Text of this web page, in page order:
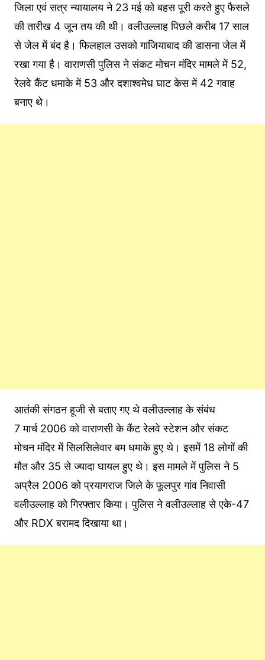
जिला एवं सत्र न्यायालय ने 23 मई को बहस पूरी करते हुए फैसले
की तारीख 4 जून तय की थी। वलीउल्लाह पिछले करीब 17 साल
से जेल में बंद है। फिलहाल उसको गाजियाबाद की डासना जेल में
रखा गया है। वाराणसी पुलिस ने संकट मोचन मंदिर मामले में 52,
रेलवे कैंट धमाके में 53 और दशाश्वमेध घाट केस में 42 गवाह
बनाए थे।
आतंकी संगठन हूजी से बताए गए थे वलीउल्लाह के संबंध
7 मार्च 2006 को वाराणसी के कैंट रेलवे स्टेशन और संकट
मोचन मंदिर में सिलसिलेवार बम धमाके हुए थे। इसमें 18 लोगों की
मौत और 35 से ज्यादा घायल हुए थे। इस मामले में पुलिस ने 5
अप्रैल 2006 को प्रयागराज जिले के फूलपुर गांव निवासी
वलीउल्लाह को गिरफ्तार किया। पुलिस ने वलीउल्लाह से एके-47
और RDX बरामद दिखाया था।